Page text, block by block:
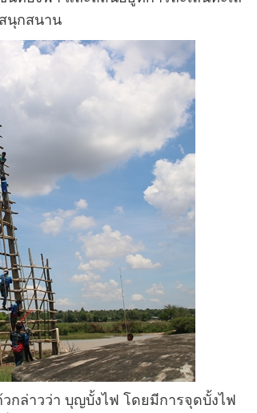
นุกสนาน
กล่าวว่า บุญบั้งไฟ โดยมีการจุดบั้งไฟ